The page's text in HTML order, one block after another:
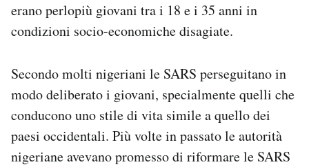
erano perlopiù giovani tra i 18 e i 35 anni in
condizioni socio-economiche disagiate.
Secondo molti nigeriani le SARS perseguitano in
modo deliberato i giovani, specialmente quelli che
conducono uno stile di vita simile a quello dei
paesi occidentali. Più volte in passato le autorità
nigeriane avevano promesso di riformare le SARS